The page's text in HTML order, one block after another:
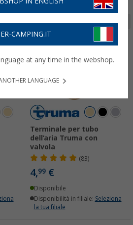
Pagina 1 da 7
Terminale per tubo
dell’aria Truma con
valvola
(83)
4,99 €
Disponibile
Disponibilità in filiale: Seleziona
la tua filiale
CAMPING.IT
at any time in the webshop.
LANGUAGE